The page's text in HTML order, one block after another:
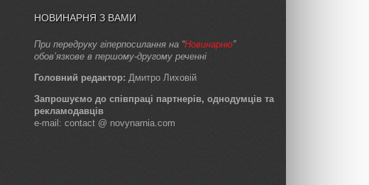
НОВИНАРНЯ З ВАМИ
При передруку гіперпосилання на “Новинарню”
обов’язкове в першому-другому реченні
Головний редактор: Дмитро Лиховій
Запрошуємо до співпраці партнерів, однодумців та
рекламодавців
e-mail: contact @ novynarnia.com